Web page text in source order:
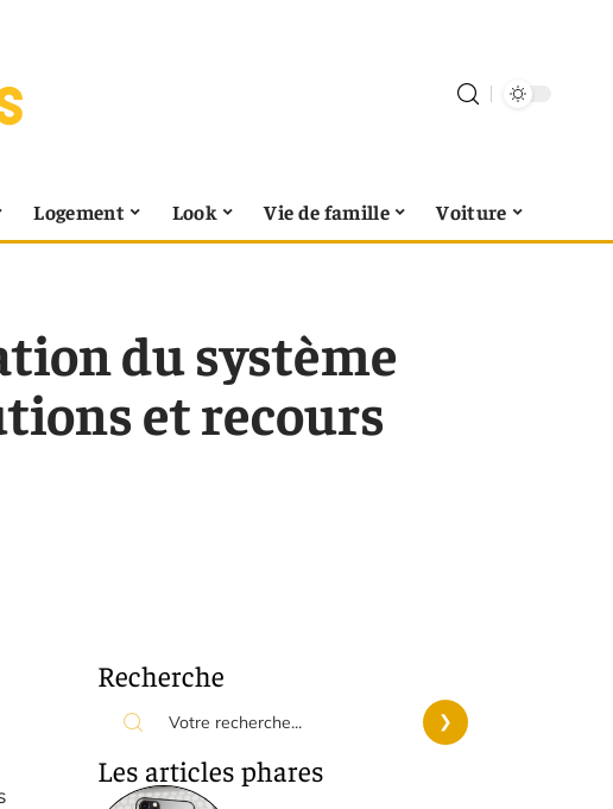
Logement Look Vie de famille Voiture
du système
et recours
Recherche
Les articles phares